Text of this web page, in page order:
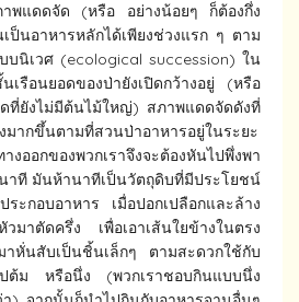
าพแดดจัด (หรือ อย่างน้อยๆ ก็ต้องกึ่ง
ป็นอาหารหลักได้เพียงช่วงแรก ๆ ตาม
บนิเวศ (ecological succession) ใน
รือนยอดของป่ายังเปิดกว้างอยู่ (หรือ
ดที่ยังไม่มีต้นไม้ใหญ่) สภาพแดดจัดดังที่
มากขึ้นตามที่สวนป่าอาหารอยู่ในระยะ
ออกของพวกเราจึงจะต้องหันไปพึ่งพา
าที มันห้านาทีเป็นวัตถุดิบที่มีประโยชน์
ระกอบอาหาร เมื่อปอกเปลือกและล้าง
มาตัดครึ่ง เพื่อเอาเส้นใยข้างในตรง
หั่นสับเป็นชิ้นเล็กๆ ตามสะดวกใช้กับ
ต้ม หรือนึ่ง (พวกเราชอบกินแบบนึ่ง